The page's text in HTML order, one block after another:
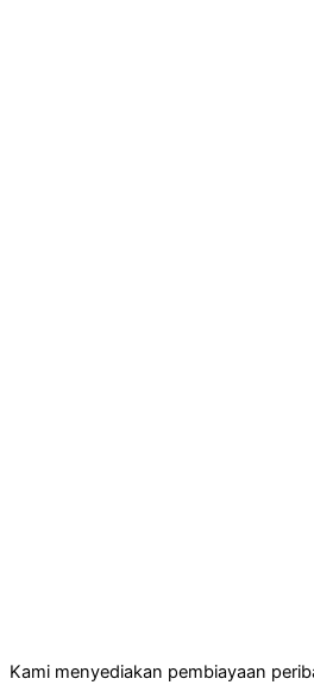
Kami menyediakan pembiayaan